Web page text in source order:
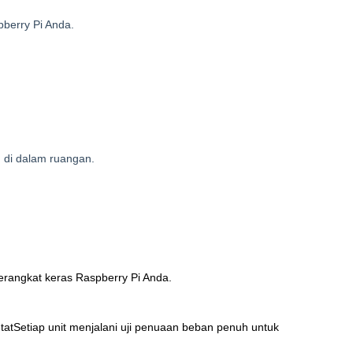
Pi Anda.
dalam ruangan.
keras Raspberry Pi Anda.
Setiap unit menjalani uji penuaan beban penuh untuk